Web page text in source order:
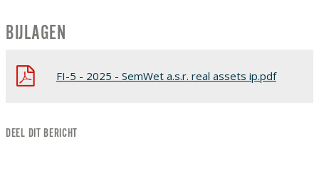
BIJLAGEN
FI-5 - 2025 - SemWet a.s.r. real assets ip.pdf
DEEL DIT BERICHT